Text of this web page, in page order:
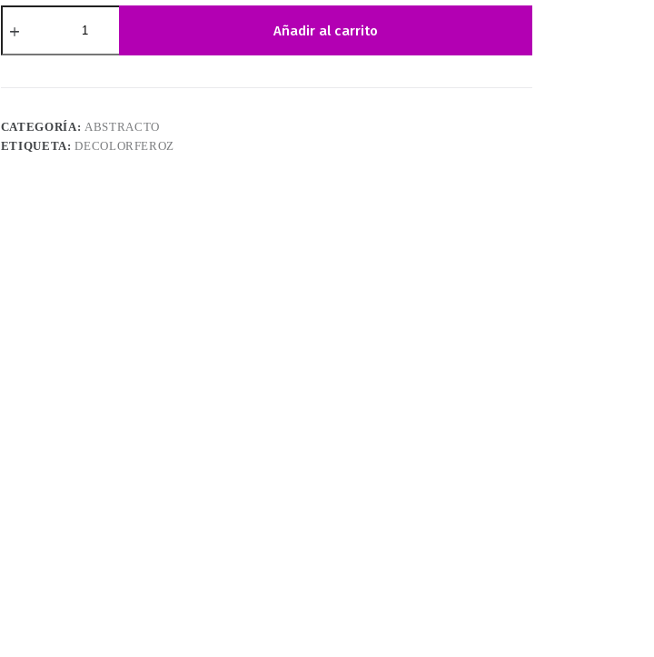
¿Reconoces
cantidad
Añadir al carrito
CATEGORÍA: ABSTRACTO
ETIQUETA:DECOLORFEROZ